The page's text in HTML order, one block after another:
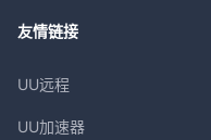
友情链接
UU远程
UU加速器